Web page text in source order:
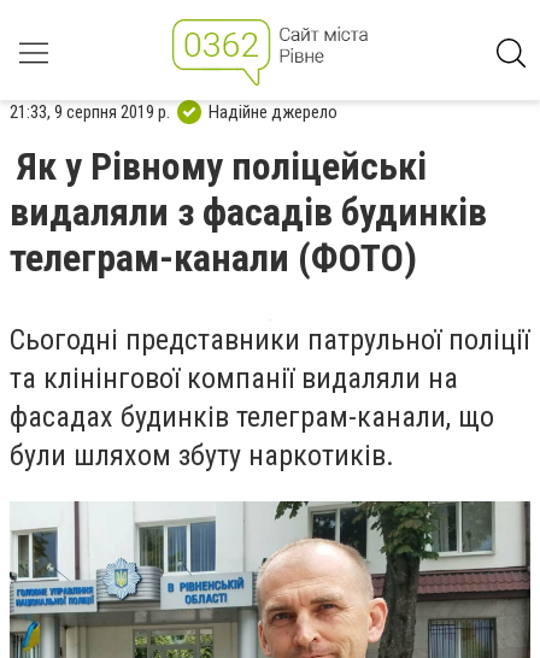
21:33, 9 серпня 2019 р. Надійне джерело
Як у Рівному поліцейські
видаляли з фасадів будинків
телеграм-канали (ФОТО)
Сьогодні представники патрульної поліції
та клінінгової компанії видаляли на
фасадах будинків телеграм-канали, що
були шляхом збуту наркотиків.